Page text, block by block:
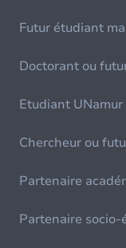
Futur étudiant
Doctorant ou
Etudiant UNamur
Chercheur ou
Partenaire
Partenaire socio-